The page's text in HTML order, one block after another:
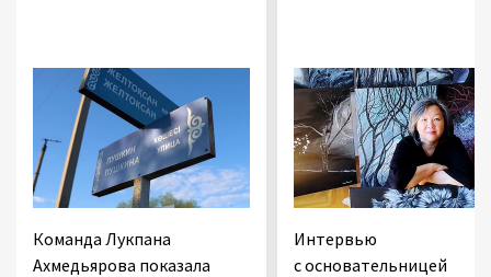
Команда Лукпана
Ахмедьярова показала
Интервью
с основательницей